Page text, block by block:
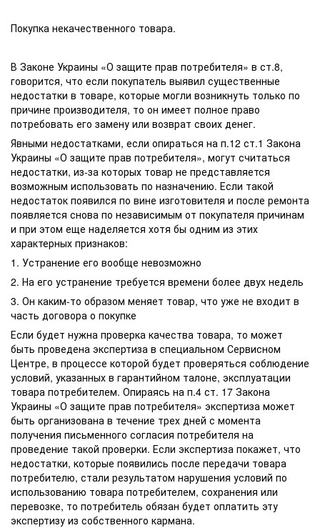
Покупка некачественного товара.
В Законе Украины «О защите прав потребителя» в ст.8,
говорится, что если покупатель выявил существенные
недостатки в товаре, которые могли возникнуть только по
причине производителя, то он имеет полное право
потребовать его замену или возврат своих денег.
Явными недостатками, если опираться на п.12 ст.1 Закона
Украины «О защите прав потребителя», могут считаться
недостатки, из-за которых товар не представляется
возможным использовать по назначению. Если такой
недостаток появился по вине изготовителя и после ремонта
появляется снова по независимым от покупателя причинам
и при этом еще наделяется хотя бы одним из этих
характерных признаков:
1. Устранение его вообще невозможно
2. На его устранение требуется времени более двух недель
3. Он каким-то образом меняет товар, что уже не входит в
часть договора о покупке
Если будет нужна проверка качества товара, то может
быть проведена экспертиза в специальном Сервисном
Центре, в процессе которой будет проверяться соблюдение
условий, указанных в гарантийном талоне, эксплуатации
товара потребителем. Опираясь на п.4 ст. 17 Закона
Украины «О защите прав потребителя» экспертиза может
быть организована в течение трех дней с момента
получения письменного согласия потребителя на
проведение такой проверки. Если экспертиза покажет, что
недостатки, которые появились после передачи товара
потребителю, стали результатом нарушения условий по
использованию товара потребителем, сохранения или
перевозке, то потребитель обязан будет оплатить эту
экспертизу из собственного кармана.